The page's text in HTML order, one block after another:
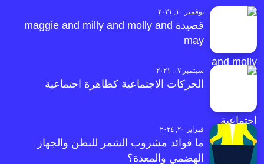
نوفمبر ١٠, ٢٠٢١
قصيدة maggie and milly and molly and
may
سبتمبر ٠٧, ٢٠٢١
الحركات الاجتماعية كظاهرة اجتماعية
فبراير ٢٠, ٢٠٢٤
ما فوائد مشروب الشمر للبطن والجهاز
الهضمي والمعدة؟